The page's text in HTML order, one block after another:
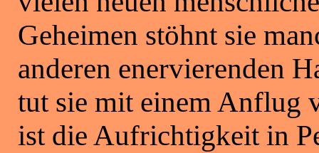
Geheimen stöhnt sie
anderen enervierenden
tut sie mit einem Anflug
ist die Aufrichtigkeit in